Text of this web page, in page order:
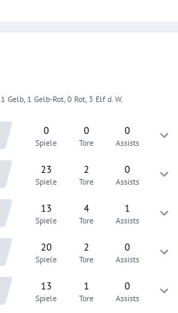
Gelb, 1 Gelb-Rot, 0 Rot, 3 Elf d. W.
0
Spiele
0
Tore
0
Assists
23
Spiele
2
Tore
0
Assists
13
Spiele
4
Tore
1
Assists
20
Spiele
2
Tore
0
Assists
13
Spiele
1
Tore
0
Assists